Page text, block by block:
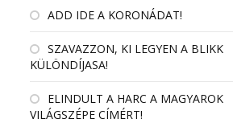
ADD IDE A KORONÁDAT!
SZAVAZZON, KI LEGYEN A BLIKK
KÜLÖNDÍJASA!
ELINDULT A HARC A MAGYAROK
VILÁGSZÉPE CÍMÉRT!